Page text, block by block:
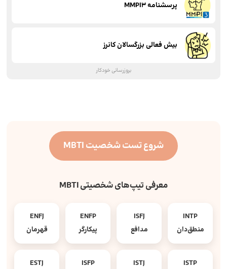
پرسشنامه MMPI3
بیش فعالی بزرگسالان کانرز
بروزرسانی خودکار
شروع تست شخصیت MBTI
معرفی تیپ‌های شخصیتی MBTI
INTP
منطق‌دان
ISFJ
مدافع
ENFP
پیکارگر
ENFJ
قهرمان
ISTP
ISTJ
ISFP
ESTJ